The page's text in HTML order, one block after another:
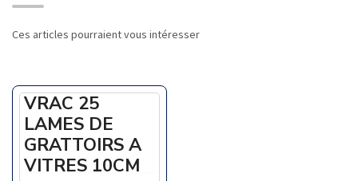
Ces articles pourraient vous intéresser
VRAC 25
LAMES DE
GRATTOIRS A
VITRES 10CM